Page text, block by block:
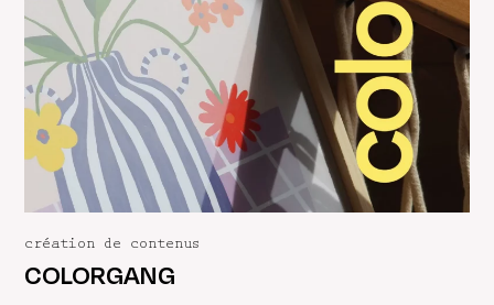
COLORGANG
création de contenus